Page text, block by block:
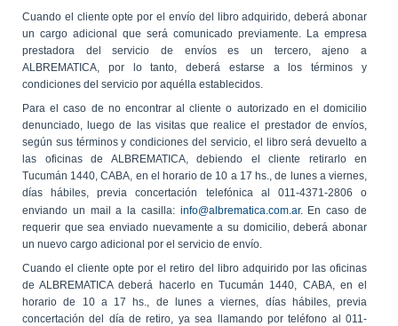
Cuando el cliente opte por el envío del libro adquirido, deberá abonar
un cargo adicional que será comunicado previamente. La empresa
prestadora del servicio de envíos es un tercero, ajeno a
ALBREMATICA, por lo tanto, deberá estarse a los términos y
condiciones del servicio por aquélla establecidos.
Para el caso de no encontrar al cliente o autorizado en el domicilio
denunciado, luego de las visitas que realice el prestador de envíos,
según sus términos y condiciones del servicio, el libro será devuelto a
las oficinas de ALBREMATICA, debiendo el cliente retirarlo en
Tucumán 1440, CABA, en el horario de 10 a 17 hs., de lunes a viernes,
días hábiles, previa concertación telefónica al 011-4371-2806 o
enviando un mail a la casilla: info@albrematica.com.ar. En caso de
requerir que sea enviado nuevamente a su domicilio, deberá abonar
un nuevo cargo adicional por el servicio de envío.
Cuando el cliente opte por el retiro del libro adquirido por las oficinas
de ALBREMATICA deberá hacerlo en Tucumán 1440, CABA, en el
horario de 10 a 17 hs., de lunes a viernes, días hábiles, previa
concertación del día de retiro, ya sea llamando por teléfono al 011-